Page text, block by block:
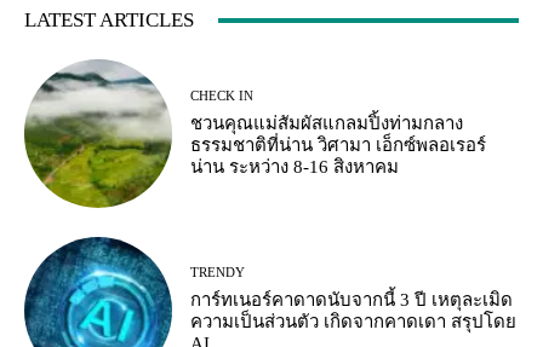
LATEST ARTICLES
CHECK IN
ชวนคุณแม่สัมผัสแกลมปิ้งท่ามกลาง
ธรรมชาติที่น่าน วิศามา เอ็กซ์พลอเรอร์
น่าน ระหว่าง 8-16 สิงหาคม
TRENDY
การ์ทเนอร์คาดาดนับจากนี้ 3 ปี เหตุละเมิด
ความเป็นส่วนตัว เกิดจากคาดเดา สรุปโดย